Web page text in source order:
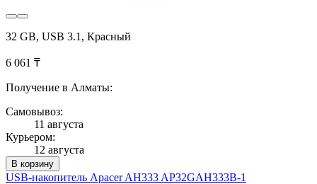
32 GB, USB 3.1, Красный
6 061 ₸
Получение в Алматы:
Самовывоз:
11 августа
Курьером:
12 августа
В корзину
USB-накопитель Apacer AH333 AP32GAH333B-1